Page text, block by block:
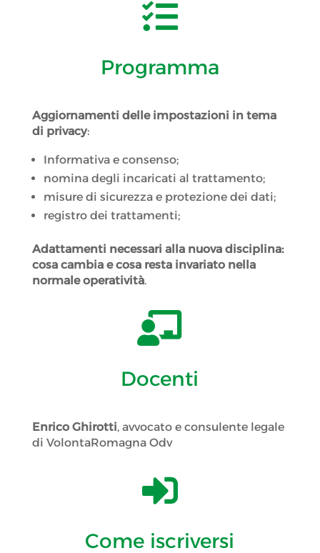

Programma
Aggiornamenti delle impostazioni in tema
di privacy:
Informativa e consenso;
nomina degli incaricati al trattamento;
misure di sicurezza e protezione dei dati;
registro dei trattamenti;
Adattamenti necessari alla nuova disciplina:
cosa cambia e cosa resta invariato nella
normale operatività.

Docenti
Enrico Ghirotti, avvocato e consulente legale
di VolontaRomagna Odv

Come iscriversi